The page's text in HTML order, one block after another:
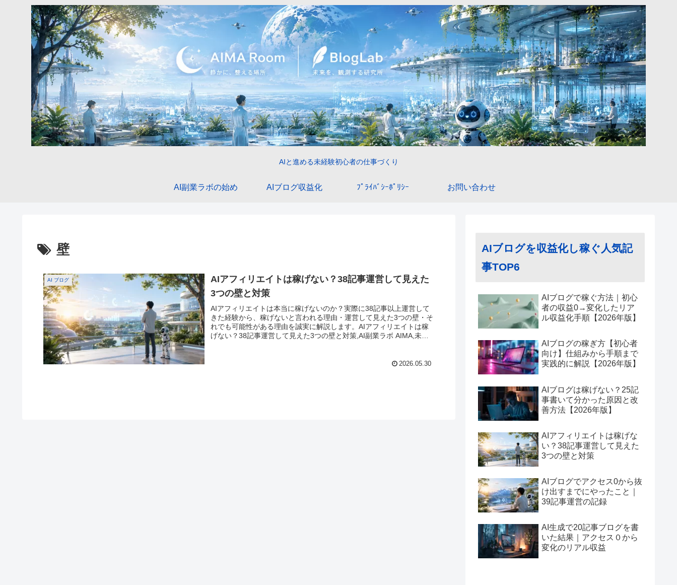
AIと進める未経験初心者の仕事づくり
AI副業ラボの始め AIブログ収益化 ﾌﾟﾗｲﾊﾞｼｰﾎﾟﾘｼｰ お問い合わせ
壁
AI ブログ
AIアフィリエイトは稼げない？38記事運営して見えた
3つの壁と対策
AIアフィリエイトは本当に稼げないのか？実際に38記事以上運営して
きた経験から、稼げないと言われる理由・運営して見えた3つの壁・そ
れでも可能性がある理由を誠実に解説します。AIアフィリエイトは稼
げない？38記事運営して見えた3つの壁と対策,AI副業ラボ AIMA,未経
2026.05.30
AIブログを収益化し稼ぐ人気記
事TOP6
AIブログで稼ぐ方法｜初心
者の収益0→変化したリア
ル収益化手順【2026年版】
AIブログの稼ぎ方【初心者
向け】仕組みから手順まで
実践的に解説【2026年版】
AIブログは稼げない？25記
事書いて分かった原因と改
善方法【2026年版】
AIアフィリエイトは稼げな
い？38記事運営して見えた
3つの壁と対策
AIブログでアクセス0から抜
け出すまでにやったこと｜
39記事運営の記録
AI生成で20記事ブログを書
いた結果｜アクセス０から
変化のリアル収益